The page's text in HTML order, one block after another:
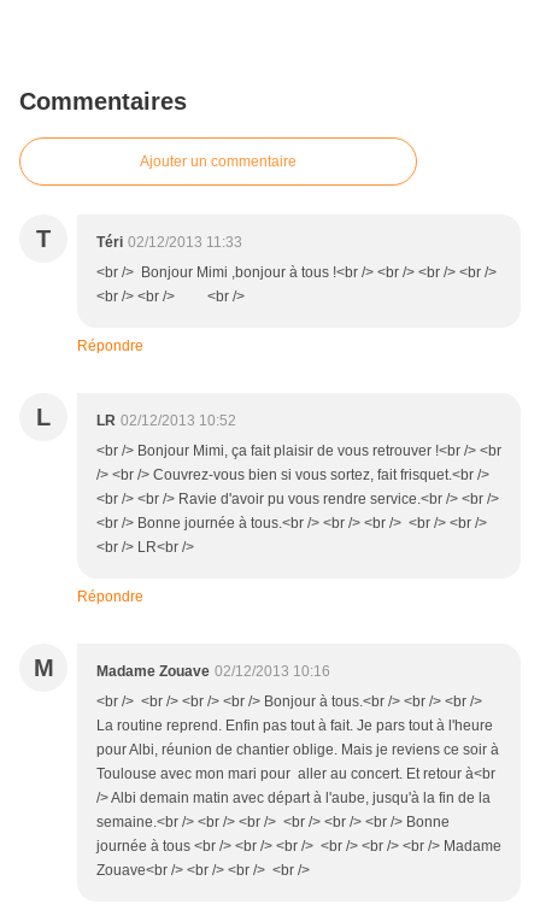
Commentaires
Ajouter un commentaire
T Téri 02/12/2013 11:33
<br /> Bonjour Mimi ,bonjour à tous !<br /> <br /> <br /> <br />
<br /> <br /> <br />
Répondre
L LR 02/12/2013 10:52
<br /> Bonjour Mimi, ça fait plaisir de vous retrouver !<br /> <br
/> <br /> Couvrez-vous bien si vous sortez, fait frisquet.<br />
<br /> <br /> Ravie d'avoir pu vous rendre service.<br /> <br />
<br /> Bonne journée à tous.<br /> <br /> <br /> <br /> <br />
<br /> LR<br />
Répondre
M Madame Zouave 02/12/2013 10:16
<br /> <br /> <br /> <br /> Bonjour à tous.<br /> <br /> <br />
La routine reprend. Enfin pas tout à fait. Je pars tout à l'heure
pour Albi, réunion de chantier oblige. Mais je reviens ce soir à
Toulouse avec mon mari pour aller au concert. Et retour à<br
/> Albi demain matin avec départ à l'aube, jusqu'à la fin de la
semaine.<br /> <br /> <br /> <br /> <br /> <br /> Bonne
journée à tous <br /> <br /> <br /> <br /> <br /> <br /> Madame
Zouave<br /> <br /> <br /> <br />